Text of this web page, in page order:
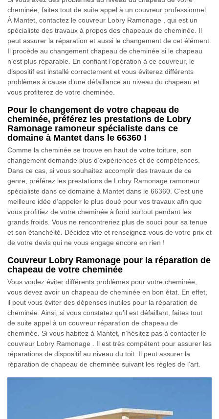
cheminée, faites tout de suite appel à un couvreur professionnel.
À Mantet, contactez le couvreur Lobry Ramonage , qui est un
spécialiste des travaux à propos des chapeaux de cheminée. Il
peut assurer la réparation et aussi le changement de cet élément.
Il procède au changement chapeau de cheminée si le chapeau
n’est plus réparable. En confiant l’opération à ce couvreur, le
dispositif est installé correctement et vous éviterez différents
problèmes à cause d’une défaillance au niveau du chapeau et
vous profiterez de votre cheminée.
Pour le changement de votre chapeau de
cheminée, préférez les prestations de Lobry
Ramonage ramoneur spécialiste dans ce
domaine à Mantet dans le 66360 !
Comme la cheminée se trouve en haut de votre toiture, son
changement demande plus d’expériences et de compétences.
Dans ce cas, si vous souhaitez accomplir des travaux de ce
genre, préférez les prestations de Lobry Ramonage ramoneur
spécialiste dans ce domaine à Mantet dans le 66360. C’est une
meilleure idée d’appeler le plus doué pour vos travaux afin que
vous profitiez de votre cheminée à fond surtout pendant les
grands froids. Vous ne rencontreriez plus de souci pour sa tenue
et son étanchéité. Décidez vite et renseignez-vous de votre prix et
de votre devis qui ne vous engage encore en rien !
Couvreur Lobry Ramonage pour la réparation de
chapeau de votre cheminée
Vous voulez éviter différents problèmes pour votre cheminée,
vous devez avoir un chapeau de cheminée en bon état. En effet,
il peut vous éviter des dépenses inutiles pour la réparation de
cheminée. Ainsi, si vous constatez qu’il est défaillant, faites tout
de suite appel à un couvreur réparation de chapeau de
cheminée. Si vous habitez à Mantet, n’hésitez pas à contacter le
couvreur Lobry Ramonage . Il est très compétent pour assurer les
réparations de dispositif au niveau du toit. Il peut assurer la
réparation de chapeau de cheminée suivant les règles de l’art.